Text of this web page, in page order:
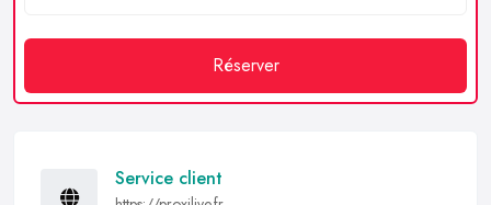
Réserver
Service client